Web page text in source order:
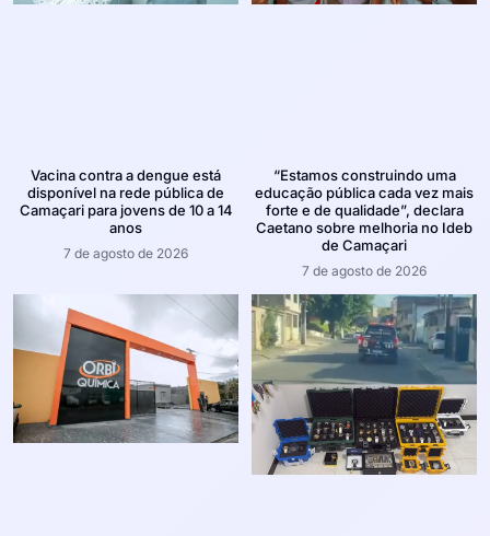
Vacina contra a dengue está
disponível na rede pública de
Camaçari para jovens de 10 a 14
anos
7 de agosto de 2026
“Estamos construindo uma
educação pública cada vez mais
forte e de qualidade”, declara
Caetano sobre melhoria no Ideb
de Camaçari
7 de agosto de 2026